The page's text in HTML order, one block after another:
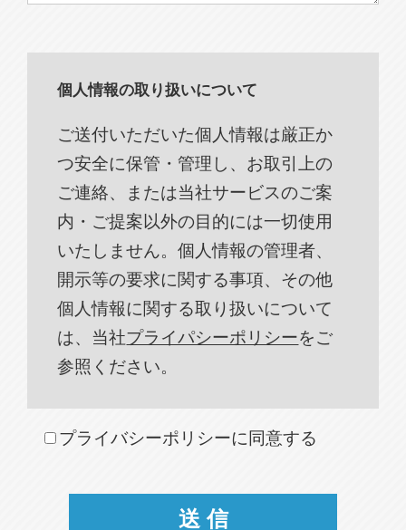
個人情報の取り扱いについて
ご送付いただいた個人情報は厳正か
つ安全に保管・管理し、お取引上の
ご連絡、または当社サービスのご案
内・ご提案以外の目的には一切使用
いたしません。個人情報の管理者、
開示等の要求に関する事項、その他
個人情報に関する取り扱いについて
は、当社プライパシーポリシーをご
参照ください。
プライバシーポリシーに同意する